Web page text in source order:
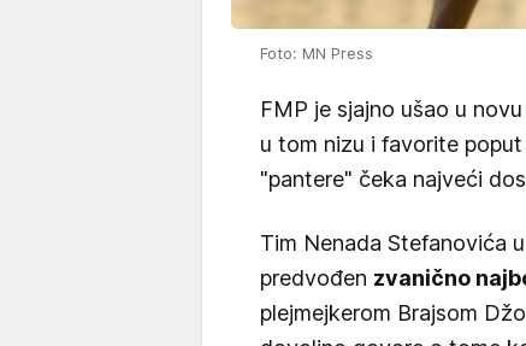
Foto: MN Press
FMP je sjajno ušao u
u tom nizu i favorite
"pantere" čeka najveći
Tim Nenada Stefanovića
predvođen zvanično
plejmejkerom Brajsom